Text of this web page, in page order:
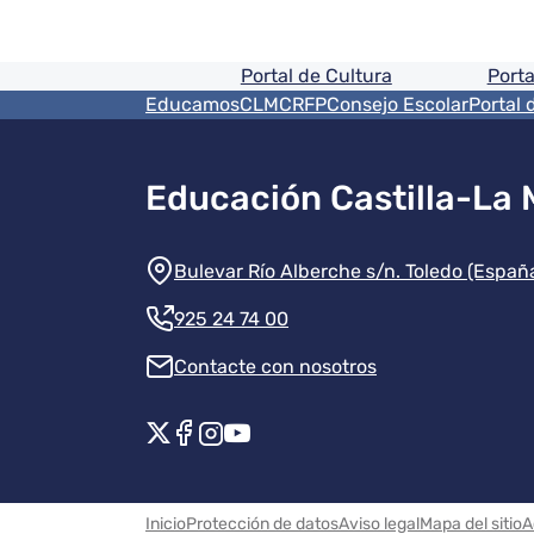
Pie de pagina
Portal de Cultura
Menú del pie
EducamosCLMCRFPConsejo EscolarPortal
Educación Castilla-La
Información de la
Bulevar Río Alberche s/n. Toledo
925 24 74 00
Contacte con nosotros
Redes sociales institución
InicioProtección de datosAviso legalMapa del sitio